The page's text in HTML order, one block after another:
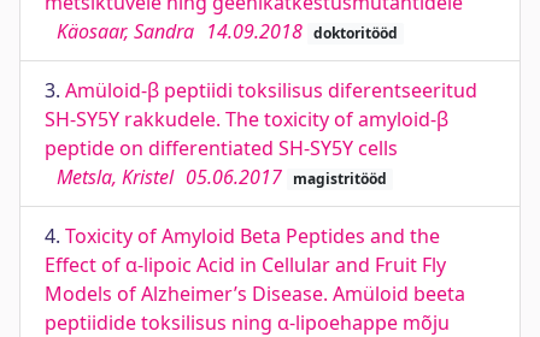
Käosaar, Sandra 14.09.2018 doktoritööd
3. Amüloid-β peptiidi toksilisus diferentseeritud
SH-SY5Y rakkudele. The toxicity of amyloid-β
peptide on differentiated SH-SY5Y cells
Metsla, Kristel 05.06.2017 magistritööd
4. Toxicity of Amyloid Beta Peptides and the
Effect of α-lipoic Acid in Cellular and Fruit Fly
Models of Alzheimer’s Disease. Amüloid beeta
peptiidide toksilisus ning α-lipoehappe mõju